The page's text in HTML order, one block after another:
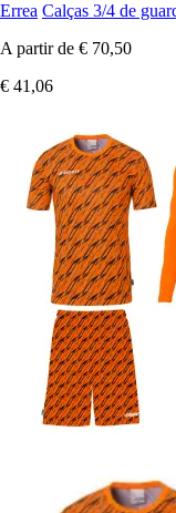
Errea Calças 3/4 de
A partir de € 70,50
€ 41,06